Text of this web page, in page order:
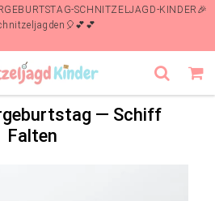
SCHNITZELJAGD-KINDER🎉
— Schiff
Falten